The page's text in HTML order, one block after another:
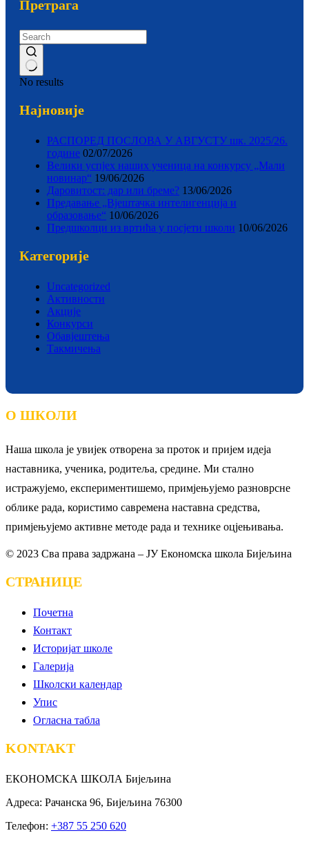
Претрага
No results
Најновије
РАСПОРЕД ПОСЛОВА У АВГУСТУ шк. 2025/26.
године 02/07/2026
Велики успјех наших ученица на конкурсу „Мали
новинар“ 19/06/2026
Даровитост: дар или бреме? 13/06/2026
Предавање „Вјештачка интелигенција и
образовање“ 10/06/2026
Предшколци из вртића у посјети школи 10/06/2026
Категорије
Uncategorized
Активности
Акције
Конкурси
Обавјештења
Такмичења
О ШКОЛИ
Наша школа је увијек отворена за проток и пријем идеја
наставника, ученика, родитеља, средине. Ми стално
истражујемо, експериментишемо, примјењујемо разноврсне
облике рада, користимо савремена наставна средства,
примјењујемо активне методе рада и технике оцјењивања.
© 2023 Сва права задржана – ЈУ Економска школа Бијељина
СТРАНИЦЕ
Почетна
Контакт
Историјат школе
Галерија
Школски календар
Упис
Огласна табла
KONTAKT
ЕКОНОМСКА ШКОЛА Бијељина
Адреса: Рачанска 96, Бијељина 76300
Телефон: +387 55 250 620